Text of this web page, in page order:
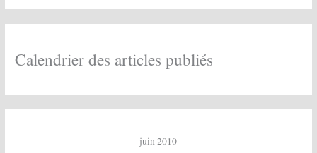
h
i
e
s
Calendrier des articles publiés
juin 2010